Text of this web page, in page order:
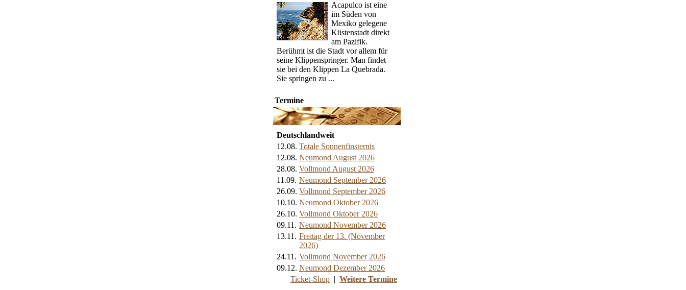
Acapulco ist eine
im Süden von
Mexiko gelegene
Küstenstadt direkt
am Pazifik.
Berühmt ist die Stadt vor allem für
seine Klippenspringer. Man findet
sie bei den Klippen La Quebrada.
Sie springen zu ...
Termine
Deutschlandweit
12.08. Totale Sonnenfinsternis
12.08. Neumond August 2026
28.08. Vollmond August 2026
11.09. Neumond September 2026
26.09. Vollmond September 2026
10.10. Neumond Oktober 2026
26.10. Vollmond Oktober 2026
09.11. Neumond November 2026
13.11. Freitag der 13. (November
2026)
24.11. Vollmond November 2026
09.12. Neumond Dezember 2026
Ticket-Shop | Weitere Termine